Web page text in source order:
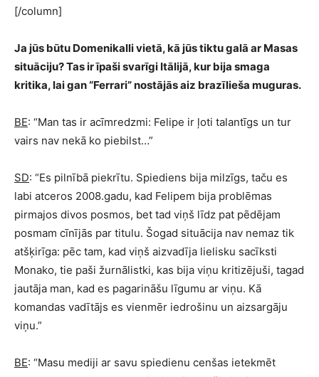
[/column]
Ja jūs būtu Domenikalli vietā, kā jūs tiktu galā ar Masas
situāciju? Tas ir īpaši svarīgi Itālijā, kur bija smaga
kritika, lai gan “Ferrari” nostājās aiz brazīlieša muguras.
BE: “Man tas ir acīmredzmi: Felipe ir ļoti talantīgs un tur
vairs nav nekā ko piebilst…”
SD: “Es pilnībā piekrītu. Spiediens bija milzīgs, taču es
labi atceros 2008.gadu, kad Felipem bija problēmas
pirmajos divos posmos, bet tad viņš līdz pat pēdējam
posmam cīnījās par titulu. Šogad situācija nav nemaz tik
atšķirīga: pēc tam, kad viņš aizvadīja lielisku sacīksti
Monako, tie paši žurnālistki, kas bija viņu kritizējuši, tagad
jautāja man, kad es pagarināšu līgumu ar viņu. Kā
komandas vadītājs es vienmēr iedrošinu un aizsargāju
viņu.”
BE: “Masu mediji ar savu spiedienu cenšas ietekmēt